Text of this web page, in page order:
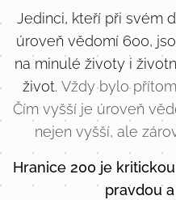
Jedinci, kteří při svém
úroveň vědomí 600,
na minulé životy i
život. Vždy bylo
Čím vyšší je úroveň
nejen vyšší, ale
Hranice 200 je
pravdou